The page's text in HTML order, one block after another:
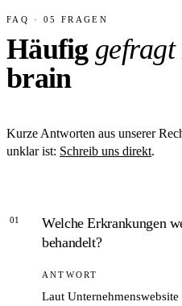
FAQ · 05 FRAGEN
Häufig gefragt
brain
Kurze Antworten aus unserer
unklar ist: Schreib uns direkt.
01
Welche Erkrankungen
behandelt?
ANTWORT
Laut